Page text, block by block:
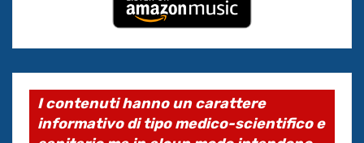
I contenuti hanno un carattere
informativo di tipo medico-scientifico e